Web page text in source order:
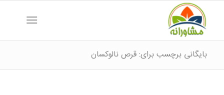
بایگانی برچسب برای: قرص نالوکسان